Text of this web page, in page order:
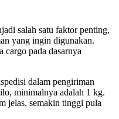
salah satu faktor penting,
yang ingin digunakan.
cargo pada dasarnya
dalam pengiriman
minimalnya adalah 1 kg.
jelas, semakin tinggi pula